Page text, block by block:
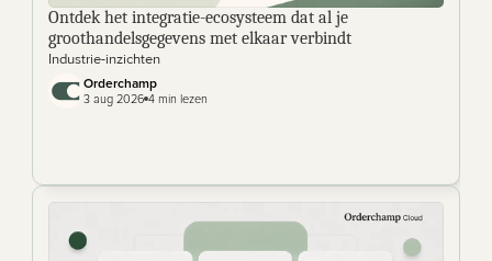
Ontdek het integratie-ecosysteem dat al je
groothandelsgegevens met elkaar verbindt
Industrie-inzichten
Orderchamp
3 aug 2026 4 min lezen